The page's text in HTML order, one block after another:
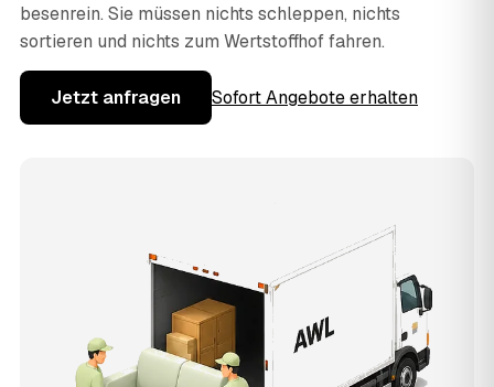
besenrein. Sie müssen nichts schleppen, nichts
sortieren und nichts zum Wertstoffhof fahren.
Jetzt anfragen Sofort Angebote erhalten